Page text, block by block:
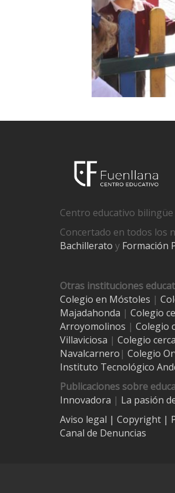
Centro educativo
Concertado en todos los
Bachillerato y Formación
Otras instituciones
Colegio en Móstoles |
Majadahonda | Colegio
Arroyomolinos | Colegio
Villaviciosa | Colegio
Navalcarnero | Colegio
Instituto Tecnológico
Publicaciones sobre
Innovadora | La pasión
Aviso legal | Copyright |
Canal de Denuncias